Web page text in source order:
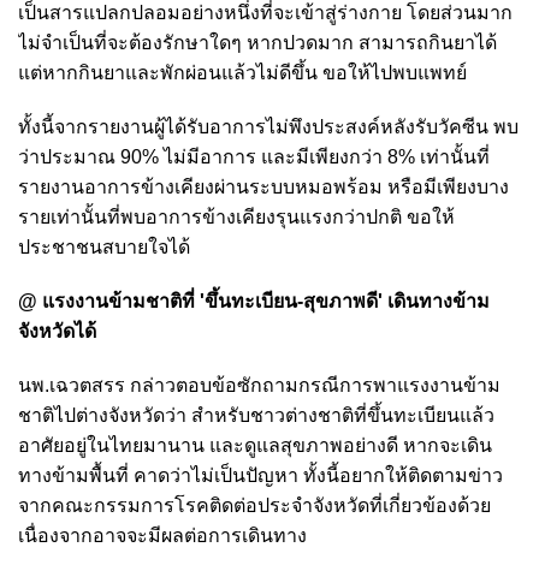
เป็นสารแปลกปลอมอย่างหนึ่งที่จะเข้าสู่ร่างกาย โดยส่วนมาก
ไม่จำเป็นที่จะต้องรักษาใดๆ หากปวดมาก สามารถกินยาได้
แต่หากกินยาและพักผ่อนแล้วไม่ดีขึ้น ขอให้ไปพบแพทย์
ทั้งนี้จากรายงานผู้ได้รับอาการไม่พึงประสงค์หลังรับวัคซีน พบ
ว่าประมาณ 90% ไม่มีอาการ และมีเพียงกว่า 8% เท่านั้นที่
รายงานอาการข้างเคียงผ่านระบบหมอพร้อม หรือมีเพียงบาง
รายเท่านั้นที่พบอาการข้างเคียงรุนแรงกว่าปกติ ขอให้
ประชาชนสบายใจได้
@ แรงงานข้ามชาติที่ 'ขึ้นทะเบียน-สุขภาพดี' เดินทางข้าม
จังหวัดได้
นพ.เฉวตสรร กล่าวตอบข้อซักถามกรณีการพาแรงงานข้าม
ชาติไปต่างจังหวัดว่า สำหรับชาวต่างชาติที่ขึ้นทะเบียนแล้ว
อาศัยอยู่ในไทยมานาน และดูแลสุขภาพอย่างดี หากจะเดิน
ทางข้ามพื้นที่ คาดว่าไม่เป็นปัญหา ทั้งนี้อยากให้ติดตามข่าว
จากคณะกรรมการโรคติดต่อประจำจังหวัดที่เกี่ยวข้องด้วย
เนื่องจากอาจจะมีผลต่อการเดินทาง